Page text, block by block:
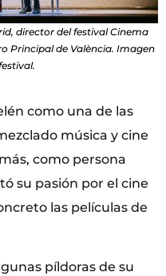
director del festival Cinema
Principal de València. Imagen
como una de las
música y cine
como persona
su pasión por el cine
las películas de
píldoras de su